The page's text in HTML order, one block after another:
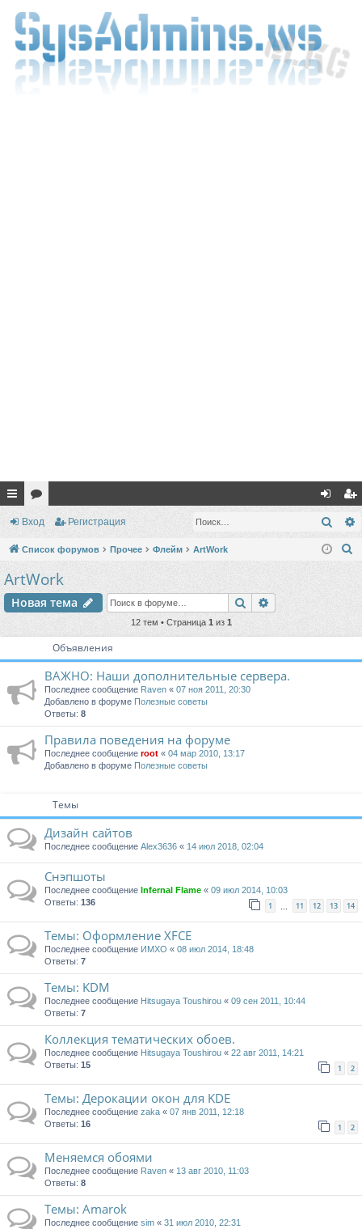
с
ы
и
ор хо
д
ег
ис
Вход Регистрация
Список форумов Прочее Флейм ArtWork
ArtWork
Новая тема Поиск
12 тем • Страница 1 из 1
Объявления
ВАЖНО: Наши дополнительные сервера.
Последнее сообщение Raven « 07 ноя 2011, 20:30
Добавлено в форуме Полезные советы
Ответы: 8
Правила поведения на форуме
Последнее сообщение root « 04 мар 2010, 13:17
Добавлено в форуме Полезные советы
Темы
Дизайн сайтов
Последнее сообщение Alex3636 « 14 июл 2018, 02:04
Снэпшоты
Последнее сообщение Infernal Flame « 09 июл 2014, 10:03
Ответы: 136 1 … 11 12 13 14
Темы: Оформление XFCE
Последнее сообщение ИМХО « 08 июл 2014, 18:48
Ответы: 7
Темы: KDM
Последнее сообщение Hitsugaya Toushirou « 09 сен 2011, 10:44
Ответы: 7
Коллекция тематических обоев.
Последнее сообщение Hitsugaya Toushirou « 22 авг 2011, 14:21
Ответы: 15 1 2
Темы: Дерокации окон для KDE
Последнее сообщение zaka « 07 янв 2011, 12:18
Ответы: 16 1 2
Меняемся обоями
Последнее сообщение Raven « 13 авг 2010, 11:03
Ответы: 8
Tемы: Amarok
Последнее сообщение sim « 31 июл 2010, 22:31